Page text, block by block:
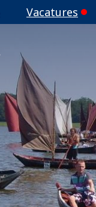
Vacatures